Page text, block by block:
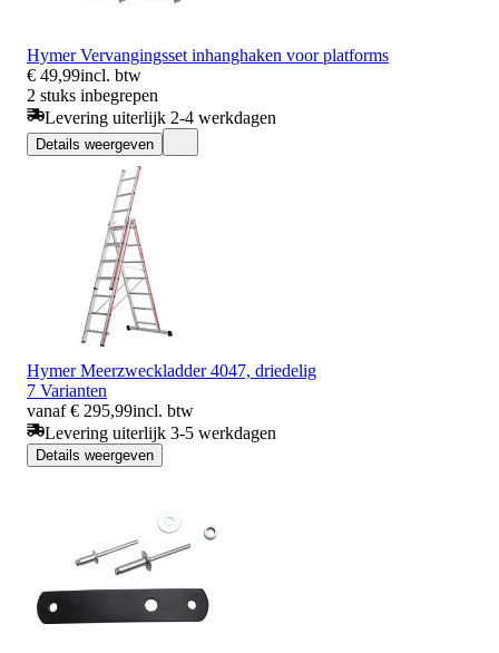
Hymer Vervangingsset inhanghaken voor platforms
€ 49,99incl. btw
2 stuks inbegrepen
Levering uiterlijk 2-4 werkdagen
Details weergeven
Hymer Meerzweckladder 4047, driedelig
7 Varianten
vanaf € 295,99incl. btw
Levering uiterlijk 3-5 werkdagen
Details weergeven